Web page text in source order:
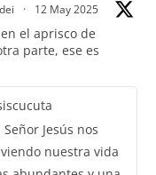
· 12 May 2025
el aprisco de
parte, ese es
Jesús nos
nuestra vida